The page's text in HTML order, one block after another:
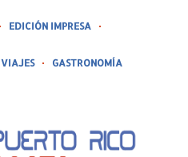
EDICIÓN IMPRESA
VIAJES GASTRONOMÍA